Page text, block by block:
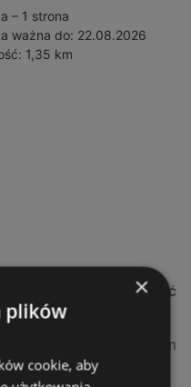
– 1 strona
ważna do: 22.08.2026
1,35 km
ODLEGŁOŚĆ
Świnoujście
1,35 km
×
plików
cookie, aby